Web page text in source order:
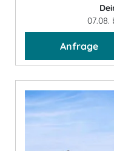
07.08.
Anfrage